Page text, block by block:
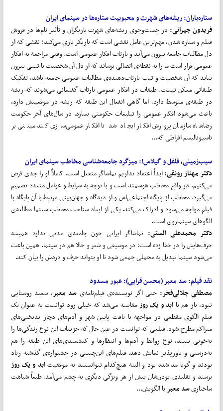
ستاره‌باران: ریشه‌های شهرت و محبوبیت ستاره‌ها در سینمای ایران
فریدون جیرانی:در جست‌وجوی ریشه‌های شهرت بازیگران و تأثیر نام‌ها در فروش
فیلم و ستاره شدن، مهم‌ترین عامل نقشی است که بازیگر بازی می‌کند؛ نقشی که از
دل مطالبات جامعه بیرون می‌آید و بازتاب افکار عمومی است. وقتی مراجعه به افکار
عمومی قرار است ما را به نقطه‌ی اتصالی برساند که از دل آن شخصیت یا تیپی بیرون
بیاید که آن شخصیت و تیپ بازتا‌ب‌دهنده‌ی مطالبات عمومی جامعه باشد، تفکیک
طبقاتی ممکن نیست. طبقات در افکار عمومی بازتاب گفتمانی می‌شوند که ریشه
در طبقه‌ی متوسط دارد. اما گاهی انفعال این طبقه که ریشه در موقعیتش دارد،
باعث می‌شود افکار عمومی را تبلیغات حکومتی بسازد. در سال‌های آخر حکومت
رضاشاه سازمان پرورش افکار ایجاد شد تا افکار عمومی‌سازی کند مبتنی بر
ناسیونالیسم افراطی که...
سیب‌زمینی، فلفل و گیلاس!: میزگرد جامعه‌شناسی مخاطب سینمای ایران
دکتر مهناز رونقی:ابداً اعتقاد نداریم تماشاگر منفعل است. کاملاً او را جدی فرض
می‌کنیم. در واقع مخاطب هوشمند است و با توجه به شرایط و عوامل متعدد تصمیم
می‌گیرد. مخاطب از پایگاه اجتماعی‌اش و از دیدگاه و جهان‌بینی مرتبط با آن پایگاه با
فیلم مواجه می‌شود و ادراک می‌کند. یکی از ابعاد شناخت مخاطب سینما مطالعه‌ی
الگوهای سینماروی است.
دکتر محمدعلی الستی:تماشاگر ایرانی چون جامعه‌ی مدنی ندارد همیشه
حرف‌هایش را در خفا زده است؛ در موسیقی و شعر و حالا هم در سینما. همین باعث
می‌شود سینما تبدیل به محملی جمعی شود تا او بتواند حرف و دردش را بیان کند.
نقد فیلم:سد معبر (محسن قرایی): عبور مسدود
مصطفی جلالیفخر: حتی اگر نویسنده‌ی فیلم‌نامه‌ی سد معبر، سعید روستایی
نبود، باز هم با ابد و یک روزمقایسه می‌شد که خیلی زود توانست به عنوان یک
فیلم الگوی مقطعی در مواجهه با بافت پایین شهر و آدم‌های دچار بدبختی‌های
متراکم مطرح شود. فیلمی که توانست در عین حال که جزییات این نوع زندگی‌ها را
به‌خوبی ببیند، نوع روابط و آدم‌ها و انتظارها و کنشمندی‌های این طبقه را هم
به‌درستی و باورپذیر نمایش دهد. فیلم‌های این‌چنینی در جشنواره‌ی گذشته زیاد
بودند و گویا مد شده بود و البته هیچ‌کدام نتوانستند به موفقیتابد و یک روز
برسند و تقلیدی بودن‌شان بیش از هر ویژگی دیگری به چشم می‌آمد. طبعاً شباهت
ساختاریسد معبربا الگویش...